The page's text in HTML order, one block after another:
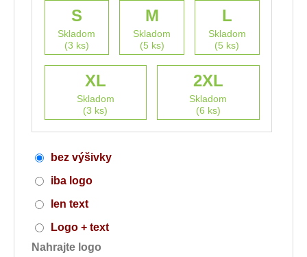
S
Skladom
(3 ks)
M
Skladom
(5 ks)
L
Skladom
(5 ks)
XL
Skladom
(3 ks)
2XL
Skladom
(6 ks)
bez výšivky
iba logo
len text
Logo + text
Nahrajte logo